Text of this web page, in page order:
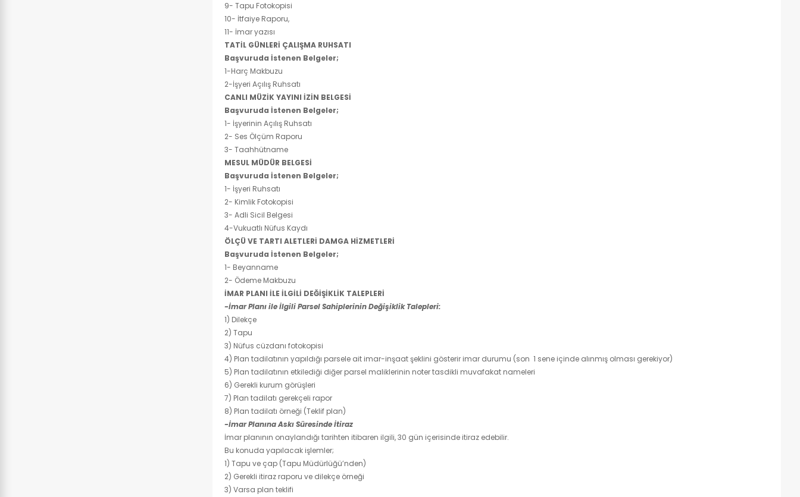
9- Tapu Fotokopisi
10- İtfaiye Raporu,
11- İmar yazısı
TATİL GÜNLERİ ÇALIŞMA RUHSATI
Başvuruda İstenen Belgeler;
1-Harç Makbuzu
2-İşyeri Açılış Ruhsatı
CANLI MÜZİK YAYINI İZİN BELGESİ
Başvuruda İstenen Belgeler;
1- İşyerinin Açılış Ruhsatı
2- Ses Ölçüm Raporu
3- Taahhütname
MESUL MÜDÜR BELGESİ
Başvuruda İstenen Belgeler;
1- İşyeri Ruhsatı
2- Kimlik Fotokopisi
3- Adli Sicil Belgesi
4-Vukuatlı Nüfus Kaydı
ÖLÇÜ VE TARTI ALETLERİ DAMGA HİZMETLERİ
Başvuruda İstenen Belgeler;
1- Beyanname
2- Ödeme Makbuzu
İMAR PLANI İLE İLGİLİ DEĞİŞİKLİK TALEPLERİ
-İmar Planı ile İlgili Parsel Sahiplerinin Değişiklik Talepleri:
1) Dilekçe
2) Tapu
3) Nüfus cüzdanı fotokopisi
4) Plan tadilatının yapıldığı parsele ait imar-inşaat şeklini gösterir imar durumu (son 1 sene içinde alınmış olması gerekiyor)
5) Plan tadilatının etkilediği diğer parsel maliklerinin noter tasdikli muvafakat nameleri
6) Gerekli kurum görüşleri
7) Plan tadilatı gerekçeli rapor
8) Plan tadilatı örneği (Teklif plan)
-İmar Planına Askı Süresinde İtiraz
İmar planının onaylandığı tarihten itibaren ilgili, 30 gün içerisinde itiraz edebilir.
Bu konuda yapılacak işlemler;
1) Tapu ve çap (Tapu Müdürlüğü’nden)
2) Gerekli itiraz raporu ve dilekçe örneği
3) Varsa plan teklifi